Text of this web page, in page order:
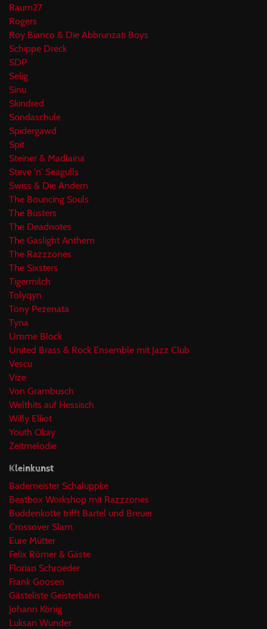
Raum27
Rogers
Roy Bianco & Die Abbrunzati Boys
Schippe Dreck
SDP
Selig
Sinu
Skindred
Sondaschule
Spidergawd
Spit
Steiner & Madlaina
Steve 'n' Seagulls
Swiss & Die Andern
The Bouncing Souls
The Busters
The Deadnotes
The Gaslight Anthem
The Razzzones
The Sixsters
Tigermilch
Tolyqyn
Tony Pezenata
Tyna
Umme Block
United Brass & Rock Ensemble mit Jazz Club
Vescu
Vize
Von Grambusch
Welthits auf Hessisch
Willy Elliot
Youth Okay
Zeitmelodie
Kleinkunst
Bademeister Schaluppke
Beatbox Workshop mit Razzzones
Buddenkotte trifft Bartel und Breuer
Crossover Slam
Eure Mütter
Felix Römer & Gäste
Florian Schroeder
Frank Goosen
Gästeliste Geisterbahn
Johann König
Luksan Wunder